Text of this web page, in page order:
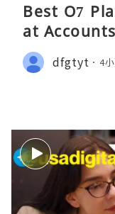
Best O7
at
dfgtyt 4